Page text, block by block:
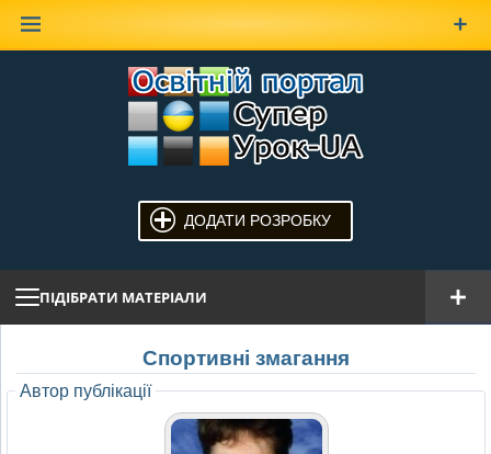
ДОДАТИ РОЗРОБКУ
ПІДІБРАТИ МАТЕРІАЛИ
Спортивні змагання
Автор публікації